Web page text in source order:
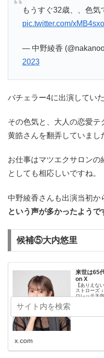
もうすぐ32歳、、色気
pic.twitter.com/
— 中野綾香
2023
バチェラー4に出演してい
その色気と、大人の恋愛テ
黄皓さんを翻弄していまし
お仕事はマツエクサロン
としても相応しいですね。
中野綾香さんも出演当初か
という声が多かったようで
候補⑤大内悠里
来世は65
on X
【ありえな
ストローズ
ロレッテ大
x.com